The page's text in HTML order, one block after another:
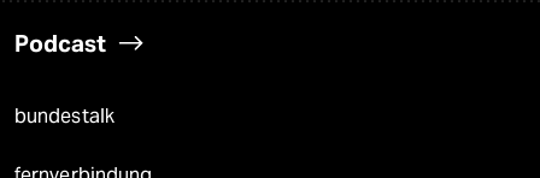
Podcast
bundestalk